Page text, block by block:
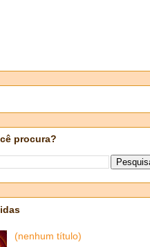
procura?
(nenhum título)